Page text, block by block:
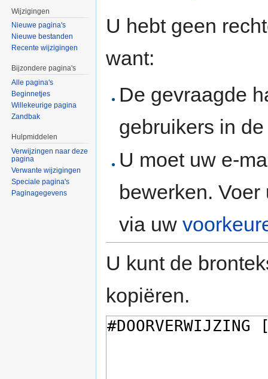
U hebt geen
want:
De gevraagde
gebruikers in
U moet uw e-
bewerken.
via uw
U kunt de
kopiëren.
Wijzigingen
Nieuwe pagina's
Nieuwe bestanden
Recente wijzigingen
Bijzondere pagina's
Alle pagina's
Beginnetjes
Willekeurige pagina
Zandbak
Hulpmiddelen
Verwijzingen naar deze
pagina
Verwante wijzigingen
Speciale pagina's
Paginagegevens